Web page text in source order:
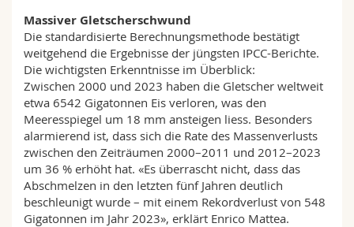
Massiver Gletscherschwund
Die standardisierte Berechnungsmethode bestätigt
weitgehend die Ergebnisse der jüngsten IPCC-Berichte.
Die wichtigsten Erkenntnisse im Überblick:
Zwischen 2000 und 2023 haben die Gletscher weltweit
etwa 6542 Gigatonnen Eis verloren, was den
Meeresspiegel um 18 mm ansteigen liess. Besonders
alarmierend ist, dass sich die Rate des Massenverlusts
zwischen den Zeiträumen 2000–2011 und 2012–2023
um 36 % erhöht hat. «Es überrascht nicht, dass das
Abschmelzen in den letzten fünf Jahren deutlich
beschleunigt wurde – mit einem Rekordverlust von 548
Gigatonnen im Jahr 2023», erklärt Enrico Mattea.